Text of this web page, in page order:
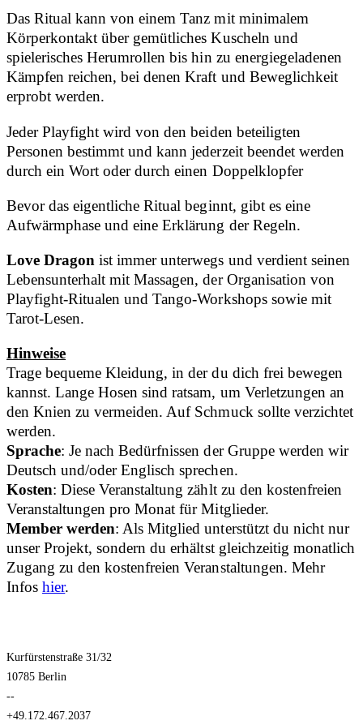
Das Ritual kann von einem Tanz mit minimalem
Körperkontakt über gemütliches Kuscheln und
spielerisches Herumrollen bis hin zu energiegeladenen
Kämpfen reichen, bei denen Kraft und Beweglichkeit
erprobt werden.
Jeder Playfight wird von den beiden beteiligten
Personen bestimmt und kann jederzeit beendet werden
durch ein Wort oder durch einen Doppelklopfer
Bevor das eigentliche Ritual beginnt, gibt es eine
Aufwärmphase und eine Erklärung der Regeln.
Love Dragon ist immer unterwegs und verdient seinen
Lebensunterhalt mit Massagen, der Organisation von
Playfight-Ritualen und Tango-Workshops sowie mit
Tarot-Lesen.
Hinweise
Trage bequeme Kleidung, in der du dich frei bewegen
kannst. Lange Hosen sind ratsam, um Verletzungen an
den Knien zu vermeiden. Auf Schmuck sollte verzichtet
werden.
Sprache: Je nach Bedürfnissen der Gruppe werden wir
Deutsch und/oder Englisch sprechen.
Kosten: Diese Veranstaltung zählt zu den kostenfreien
Veranstaltungen pro Monat für Mitglieder.
Member werden: Als Mitglied unterstützt du nicht nur
unser Projekt, sondern du erhältst gleichzeitig monatlich
Zugang zu den kostenfreien Veranstaltungen. Mehr
Infoshier.
Kurfürstenstraße 31/32
10785 Berlin
--
+49.172.467.2037